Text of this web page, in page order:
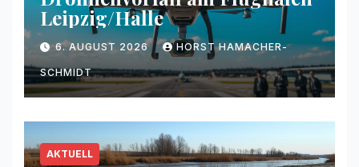
Leipzig/Halle
6. AUGUST 2026 HORST HAMACHER-
SCHMIDT
AKTUELL